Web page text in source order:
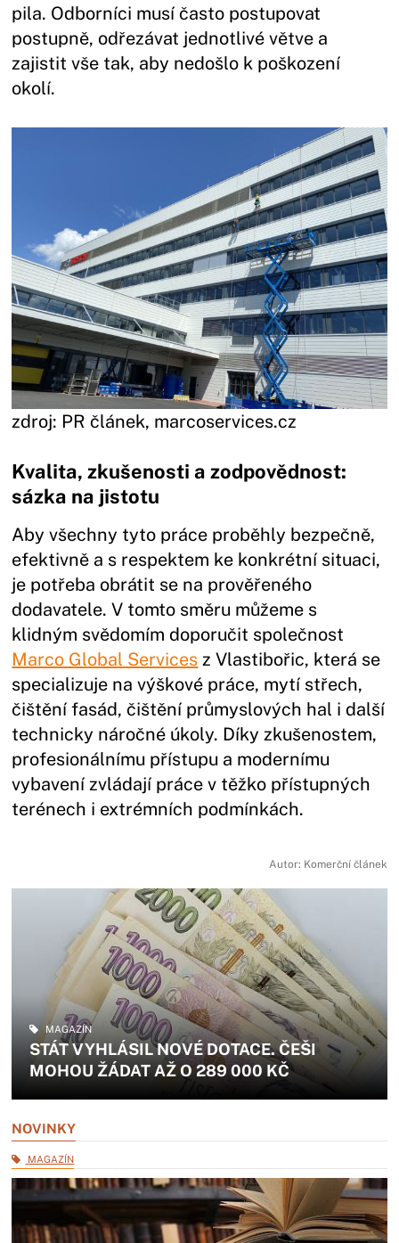
pila. Odborníci musí často postupovat
postupně, odřezávat jednotlivé větve a
zajistit vše tak, aby nedošlo k poškození
okolí.
zdroj: PR článek, marcoservices.cz
Kvalita, zkušenosti a zodpovědnost:
sázka na jistotu
Aby všechny tyto práce proběhly bezpečně,
efektivně a s respektem ke konkrétní situaci,
je potřeba obrátit se na prověřeného
dodavatele. V tomto směru můžeme s
klidným svědomím doporučit společnost
Marco Global Services z Vlastibořic, která se
specializuje na výškové práce, mytí střech,
čištění fasád, čištění průmyslových hal i další
technicky náročné úkoly. Díky zkušenostem,
profesionálnímu přístupu a modernímu
vybavení zvládají práce v těžko přístupných
terénech i extrémních podmínkách.
Autor: Komerční článek
MAGAZÍN
STÁT VYHLÁSIL NOVÉ DOTACE. ČEŠI
MOHOU ŽÁDAT AŽ O 289 000 KČ
NOVINKY
MAGAZÍN